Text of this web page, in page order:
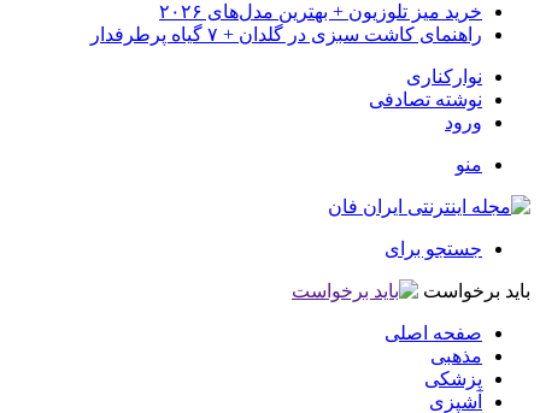
خرید میز تلوزیون + بهترین مدل‌های ۲۰۲۶
راهنمای کاشت سبزی در گلدان + ۷ گیاه پرطرفدار
نوارکناری
نوشته تصادفی
ورود
منو
جستجو برای
باید برخواست
صفحه اصلی
مذهبی
پزشکی
آشپزی